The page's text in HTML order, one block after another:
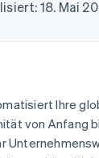
Data
SaaS
Nach Branche
KI-Unternehmen
Marktplatz auf
Abrechnung um
Stablecoin-
Karten ausgeben:
geht´s
Kontakt
18. Mai
Ihre
von Anfang